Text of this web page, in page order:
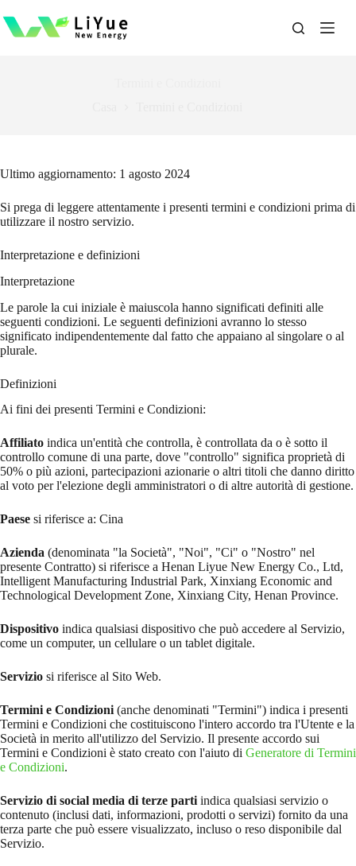
过
Ultimo aggiornamento: 1 agosto 2024
Si prega di leggere attentamente i presenti termini e condizioni prima di
utilizzare il nostro servizio.
Interpretazione e definizioni
Interpretazione
Le parole la cui iniziale è maiuscola hanno significati definiti alle
seguenti condizioni. Le seguenti definizioni avranno lo stesso
significato indipendentemente dal fatto che appaiano al singolare o al
plurale.
Definizioni
Ai fini dei presenti Termini e Condizioni:
Affiliato indica un'entità che controlla, è controllata da o è sotto il
controllo comune di una parte, dove "controllo" significa proprietà di
50% o più azioni, partecipazioni azionarie o altri titoli che danno diritto
al voto per l'elezione degli amministratori o di altre autorità di gestione.
Paese si riferisce a: Cina
Azienda (denominata "la Società", "Noi", "Ci" o "Nostro" nel
presente Contratto) si riferisce a Henan Liyue New Energy Co., Ltd,
Intelligent Manufacturing Industrial Park, Xinxiang Economic and
Technological Development Zone, Xinxiang City, Henan Province.
Dispositivo indica qualsiasi dispositivo che può accedere al Servizio,
come un computer, un cellulare o un tablet digitale.
Servizio si riferisce al Sito Web.
Termini e Condizioni (anche denominati "Termini") indica i presenti
Termini e Condizioni che costituiscono l'intero accordo tra l'Utente e la
Società in merito all'utilizzo del Servizio. Il presente accordo sui
Termini e Condizioni è stato creato con l'aiuto di Generatore di Termini
e Condizioni.
Servizio di social media di terze parti indica qualsiasi servizio o
contenuto (inclusi dati, informazioni, prodotti o servizi) fornito da una
terza parte che può essere visualizzato, incluso o reso disponibile dal
Servizio.